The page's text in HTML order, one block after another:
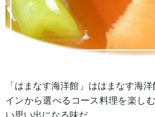
「はまなす海洋館」ははまなす海
インから選べるコース料理を楽し